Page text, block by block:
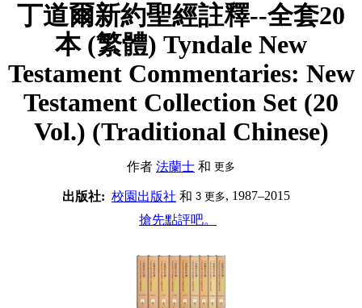
丁道爾新約聖經註釋--全套20
本 (繁體) Tyndale New
Testament Commentaries: New
Testament Collection Set (20
Vol.) (Traditional Chinese)
作者 法蘭士 和 更多
出版社: 校園出版社 和 3 更多, 1987–2015
搶先點評吧。